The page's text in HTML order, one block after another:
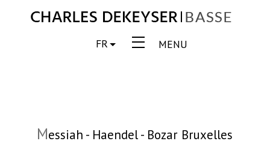
MENU
FR
Messiah - Haendel - Bozar Bruxelles